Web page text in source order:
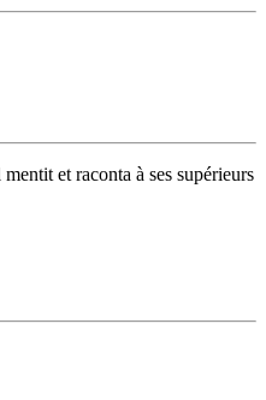
et raconta à ses supérieurs